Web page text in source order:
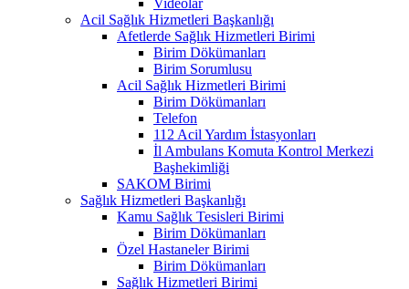
Acil Sağlık Hizmetleri Başkanlığı
Afetlerde Sağlık Hizmetleri Birimi
Birim Dökümanları
Birim Sorumlusu
Acil Sağlık Hizmetleri Birimi
Birim Dökümanları
Telefon
112 Acil Yardım İstasyonları
İl Ambulans Komuta Kontrol Merkezi
Başhekimliği
SAKOM Birimi
Sağlık Hizmetleri Başkanlığı
Kamu Sağlık Tesisleri Birimi
Birim Dökümanları
Özel Hastaneler Birimi
Birim Dökümanları
Sağlık Hizmetleri Birimi